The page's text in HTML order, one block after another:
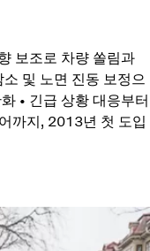
보조로 차량 쏠림과
및 노면 진동 보정으
• 긴급 상황 대응부터
까지, 2013년 첫 도입